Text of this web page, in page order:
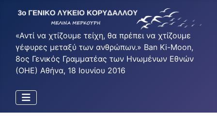
«Αντί να χτίζουμε τείχη, θα πρέπει να χτίζουμε
γέφυρες μεταξύ των ανθρώπων.» Ban Ki-Moon,
8ος Γενικός Γραμματέας των Ηνωμένων Εθνών
(ΟΗΕ) Αθήνα, 18 Ιουνίου 2016